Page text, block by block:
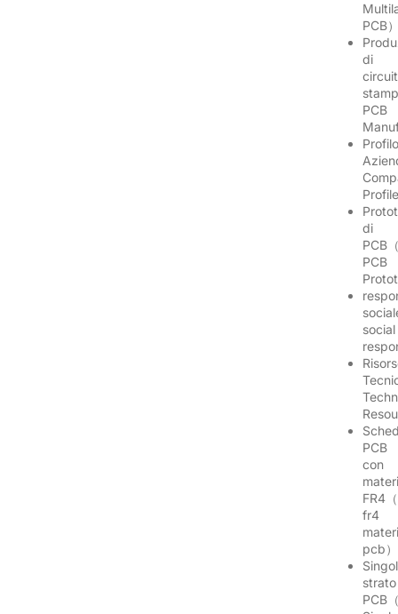
PCB
di
PCB
di
PCB
PCB
social
PCB
con
FR4
fr4
pcb）
strato
PCB